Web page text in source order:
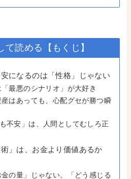
て読める【もくじ】
になるのは「性格」じゃない
最悪のシナリオ」が大好き
はあっても、心配グセが勝つ瞬
不安」は、人間としてむしろ正
術」は、お金より価値あるか
の量」じゃない。「どう感じる